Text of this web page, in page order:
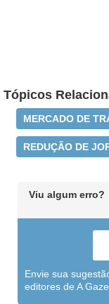
Tópicos
MERCADO DE
REDUÇÃO DE
Viu algum erro?
Envie sua
editores de A